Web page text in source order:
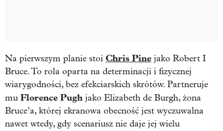
Na pierwszym planie stoi Chris Pine jako Robert I
Bruce. To rola oparta na determinacji i fizycznej
wiarygodności, bez efekciarskich skrótów. Partneruje
mu Florence Pugh jako Elizabeth de Burgh, żona
Bruce’a, której ekranowa obecność jest wyczuwalna
nawet wtedy, gdy scenariusz nie daje jej wielu